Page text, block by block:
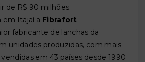
de R$ 90 milhões.
em Itajaí a Fibrafort —
fabricante de lanchas da
unidades produzidas, com mais
em 43 países desde 1990